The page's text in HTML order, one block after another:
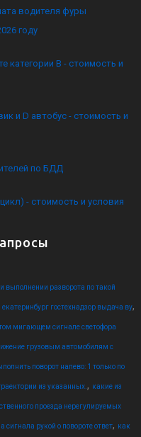
водителя фуры
году
категории B - стоимость и
и D автобус - стоимость и
по БДД
- стоимость и условия
выполнении разворота по такой
екатеринбург гостехнадзор выдача ву,
мигающем сигнале светофора
грузовым автомобилям с
поворот налево: 1 только по
из указанных. , какие из
проезда нерегулируемых
рукой о повороте ответ, как